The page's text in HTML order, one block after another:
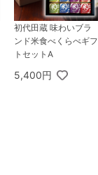
初代田蔵 味わいブラ
ンド米食べくらべギフ
トセットA
5,400円